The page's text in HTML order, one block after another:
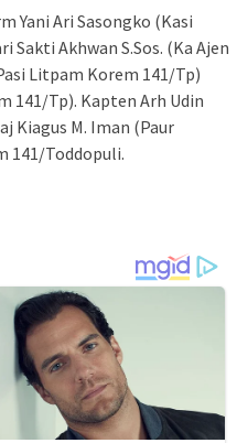
Yani Ari Sasongko (Kasi
Sakti Akhwan S.Sos. (Ka Ajen
Litpam Korem 141/Tp)
141/Tp). Kapten Arh Udin
Kiagus M. Iman (Paur
141/Toddopuli.